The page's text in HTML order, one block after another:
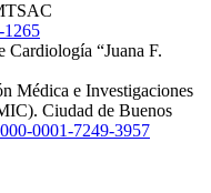
1265
Cardiología “Juana F.
Médica e Investigaciones
Ciudad de Buenos
0001-7249-3957